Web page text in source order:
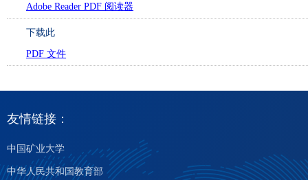
Adobe Reader PDF 阅读器
下载此
PDF 文件
友情链接：
中国矿业大学
中华人民共和国教育部